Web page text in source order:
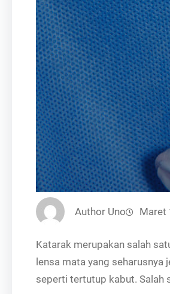
Author Uno Maret
Katarak merupakan salah
lensa mata yang
seperti tertutup kabut. Salah